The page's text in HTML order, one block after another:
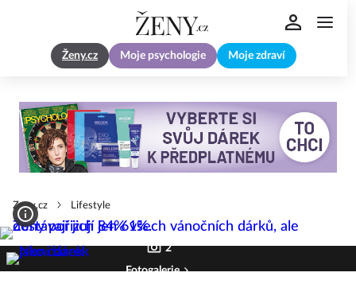
Ženy.cz Moje psychologie Moje zdraví
Zeny.cz Lifestyle
2
Fotogalerie